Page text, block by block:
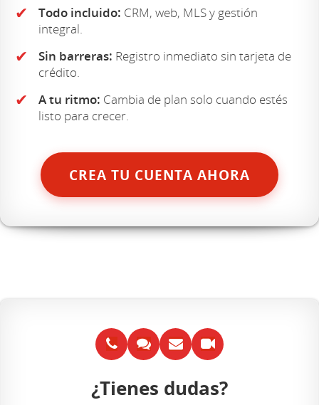
✔ Todo incluido: CRM, web, MLS y gestión
integral.
✔ Sin barreras: Registro inmediato sin tarjeta de
crédito.
✔ A tu ritmo: Cambia de plan solo cuando estés
listo para crecer.
CREA TU CUENTA AHORA
¿Tienes dudas?